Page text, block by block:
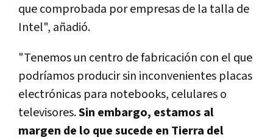
que comprobada por empresas de la talla de
Intel", añadió.
"Tenemos un centro de fabricación con el que
podríamos producir sin inconvenientes placas
electrónicas para notebooks, celulares o
televisores.Sin embargo, estamos al
margen de lo que sucede en Tierra del